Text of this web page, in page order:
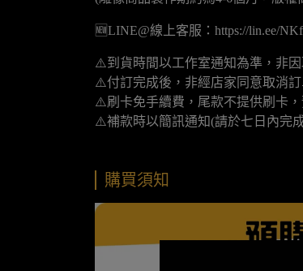
🆕LINE@線上客服：https://lin.ee/
⚠️到貨時間以工作室通知為準，非
⚠️付訂完成後，非經店家同意取消
⚠️刷卡免手續費，尾款不提供刷卡
⚠️補款時以簡訊通知(請於七日內完
購買須知